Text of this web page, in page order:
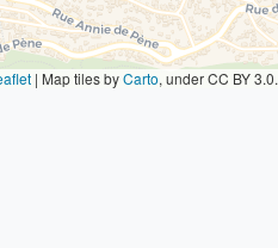
| Map tiles byCarto, under CC BY